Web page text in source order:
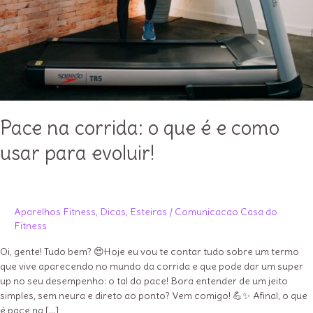
Pace na corrida: o que é e como
usar para evoluir!
Aparelhos Fitness, Dicas, Esteiras / Comunicacao Casa do
Fitness
Oi, gente! Tudo bem? 😍Hoje eu vou te contar tudo sobre um termo
que vive aparecendo no mundo da corrida e que pode dar um super
up no seu desempenho: o tal do pace! Bora entender de um jeito
simples, sem neura e direto ao ponto? Vem comigo! 💪✨ Afinal, o que
é pace na […]